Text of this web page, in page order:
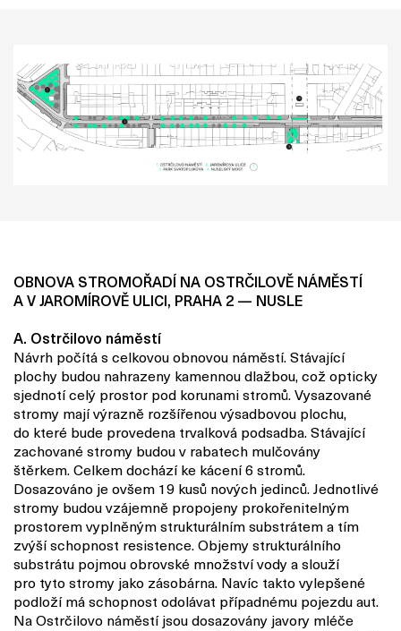
OBNOVA STROMOŘADÍ NA OSTRČILOVĚ NÁMĚSTÍ
A V JAROMÍROVĚ ULICI, PRAHA 2 — NUSLE
A. Ostrčilovo náměstí
Návrh počítá s celkovou obnovou náměstí. Stávající
plochy budou nahrazeny kamennou dlažbou, což opticky
sjednotí celý prostor pod korunami stromů. Vysazované
stromy mají výrazně rozšířenou výsadbovou plochu,
do které bude provedena trvalková podsadba. Stávající
zachované stromy budou v rabatech mulčovány
štěrkem. Celkem dochází ke kácení 6 stromů.
Dosazováno je ovšem 19 kusů nových jedinců. Jednotlivé
stromy budou vzájemně propojeny prokořenitelným
prostorem vyplněným strukturálním substrátem a tím
zvýší schopnost resistence. Objemy strukturálního
substrátu pojmou obrovské množství vody a slouží
pro tyto stromy jako zásobárna. Navíc takto vylepšené
podloží má schopnost odolávat případnému pojezdu aut.
Na Ostrčilovo náměstí jsou dosazovány javory mléče